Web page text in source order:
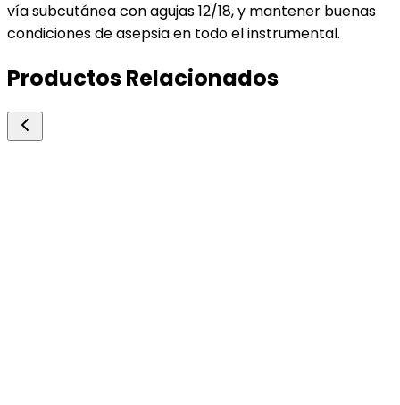
vía subcutánea con agujas 12/18, y mantener buenas
condiciones de asepsia en todo el instrumental.
Productos Relacionados